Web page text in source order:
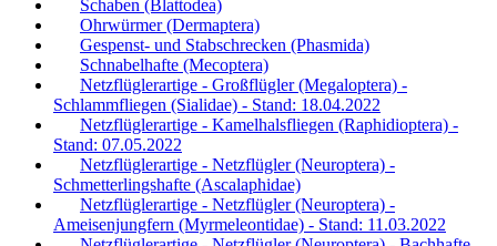
Schaben (Blattodea)
Ohrwürmer (Dermaptera)
Gespenst- und Stabschrecken (Phasmida)
Schnabelhafte (Mecoptera)
Netzflüglerartige - Großflügler (Megaloptera) -
Schlammfliegen (Sialidae) - Stand: 18.04.2022
Netzflüglerartige - Kamelhalsfliegen (Raphidioptera) -
Stand: 07.05.2022
Netzflüglerartige - Netzflügler (Neuroptera) -
Schmetterlingshafte (Ascalaphidae)
Netzflüglerartige - Netzflügler (Neuroptera) -
Ameisenjungfern (Myrmeleontidae) - Stand: 11.03.2022